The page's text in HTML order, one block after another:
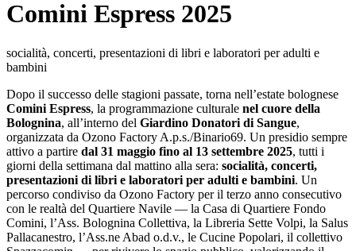
Comini Espress 2025
socialità, concerti, presentazioni di libri e laboratori per adulti e
bambini
Dopo il successo delle stagioni passate, torna nell’estate bolognese
Comini Espress, la programmazione culturale nel cuore della
Bolognina, all’interno del Giardino Donatori di Sangue,
organizzata da Ozono Factory A.p.s./Binario69. Un presidio sempre
attivo a partire dal 31 maggio fino al 13 settembre 2025, tutti i
giorni della settimana dal mattino alla sera: socialità, concerti,
presentazioni di libri e laboratori per adulti e bambini. Un
percorso condiviso da Ozono Factory per il terzo anno consecutivo
con le realtà del Quartiere Navile — la Casa di Quartiere Fondo
Comini, l’Ass. Bolognina Collettiva, la Libreria Sette Volpi, la Salus
Pallacanestro, l’Ass.ne Abad o.d.v., le Cucine Popolari, il collettivo